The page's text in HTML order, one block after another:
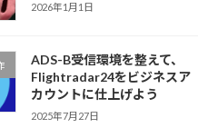
2026年1月1日
ADS-B受信環境を整えて、
Flightradar24をビジネスア
カウントに仕上げよう
2025年7月27日